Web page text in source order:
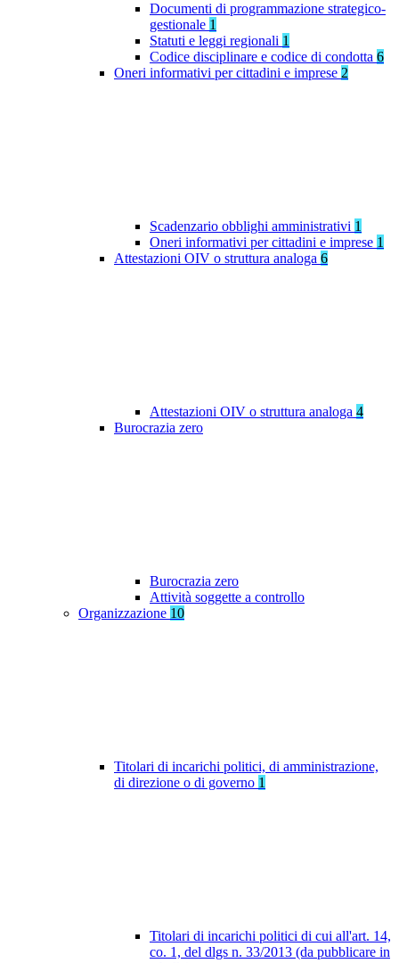
Documenti di programmazione strategico-
gestionale 1
Statuti e leggi regionali 1
Codice disciplinare e codice di condotta 6
Oneri informativi per cittadini e imprese 2
Scadenzario obblighi amministrativi 1
Oneri informativi per cittadini e imprese 1
Attestazioni OIV o struttura analoga 6
Attestazioni OIV o struttura analoga 4
Burocrazia zero
Burocrazia zero
Attività soggette a controllo
Organizzazione 10
Titolari di incarichi politici, di amministrazione,
di direzione o di governo 1
Titolari di incarichi politici di cui all'art. 14,
co. 1, del dlgs n. 33/2013 (da pubblicare in